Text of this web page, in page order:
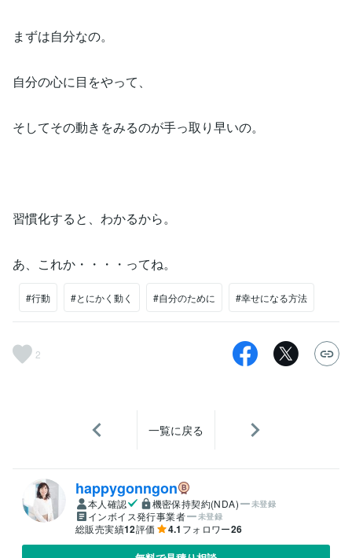
まずは自分なの。
自分の心に目をやって、
そしてその動きをみるのが手っ取り早いの。
習慣化すると、わかるから。
あ、これか・・・・ってね。
#行動 #とにかく動く #自分のために #幸せになる方法
2
一覧に戻る
happygonngon
本人確認 機密保持契約(NDA) 未登録
インボイス発行事業者 未登録
総販売実績12評価 4.1 フォロワー26